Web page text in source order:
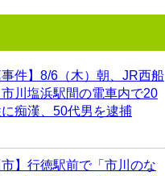
事件】8/6（木）朝、JR西船
川塩浜駅間の電車内で20
痴漢、50代男を逮捕
市】行徳駅前で「市川のな